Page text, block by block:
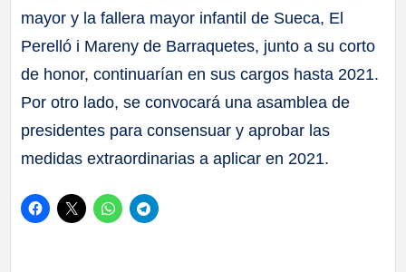
mayor y la fallera mayor infantil de Sueca, El
Perelló i Mareny de Barraquetes, junto a su corto
de honor, continuarían en sus cargos hasta 2021.
Por otro lado, se convocará una asamblea de
presidentes para consensuar y aprobar las
medidas extraordinarias a aplicar en 2021.